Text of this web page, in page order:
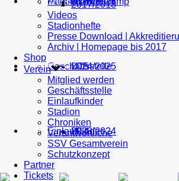
U15
U14
2024/2025
2023/2024
Geschäftsstelle
Einlaufkinder
TICKETS
NEWS
2017/2018
Videos
Stadionhefte
Presse Download |
Archiv | Homepage bis 2017
Shop
Verein
Mitglied werden
Geschäftsstelle
Einlaufkinder
Stadion
Chroniken
Verantwortliche
SSV Gesamtverein
Schutzkonzept
Partner
Tickets